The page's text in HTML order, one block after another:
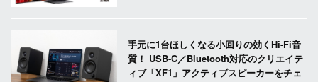
手元に1台ほしくなる小回りの効くHi-Fi音
質！ USB-C／Bluetooth対応のクリエイテ
ィブ「XF1」アクティブスピーカーをチェ